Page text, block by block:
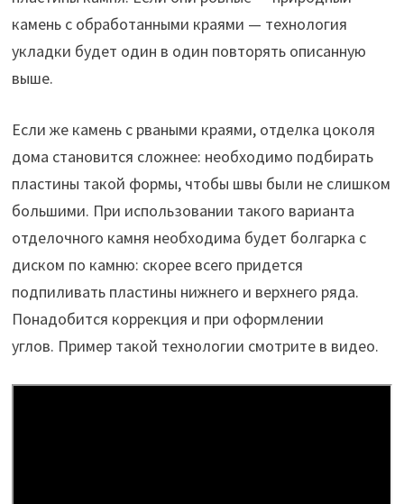
камень с обработанными краями — технология
укладки будет один в один повторять описанную
выше.
Если же камень с рваными краями, отделка цоколя
дома становится сложнее: необходимо подбирать
пластины такой формы, чтобы швы были не слишком
большими. При использовании такого варианта
отделочного камня необходима будет болгарка с
диском по камню: скорее всего придется
подпиливать пластины нижнего и верхнего ряда.
Понадобится коррекция и при оформлении
углов. Пример такой технологии смотрите в видео.